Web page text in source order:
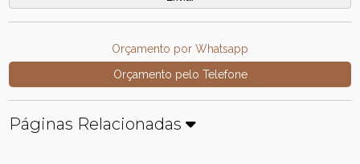
Orçamento por Whatsapp
Orçamento pelo Telefone
Páginas Relacionadas